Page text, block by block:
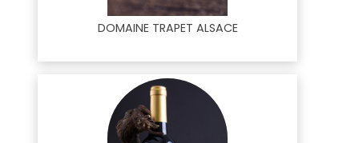
DOMAINE TRAPET ALSACE